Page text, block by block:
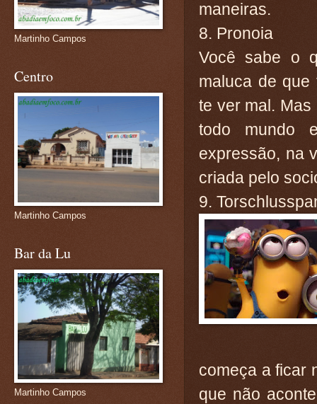
maneiras.
8. Pronoia
Você sabe o
maluca de que
te ver mal.
todo mundo
expressão, na
criada pelo
9.
começa a ficar
que não
Martinho Campos
Centro
Martinho Campos
Bar da Lu
Martinho Campos